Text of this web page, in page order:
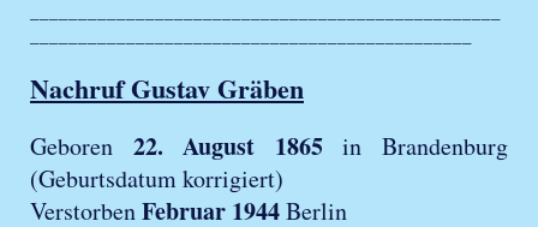
Nachruf Gustav Gräben
Geboren 22. August 1865in Brandenburg
(Geburtsdatum korrigiert)
VerstorbenFebruar 1944Berlin